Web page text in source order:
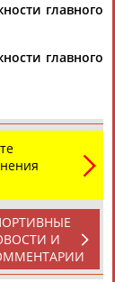
О
три...
Рахимов.
главного
главного
И